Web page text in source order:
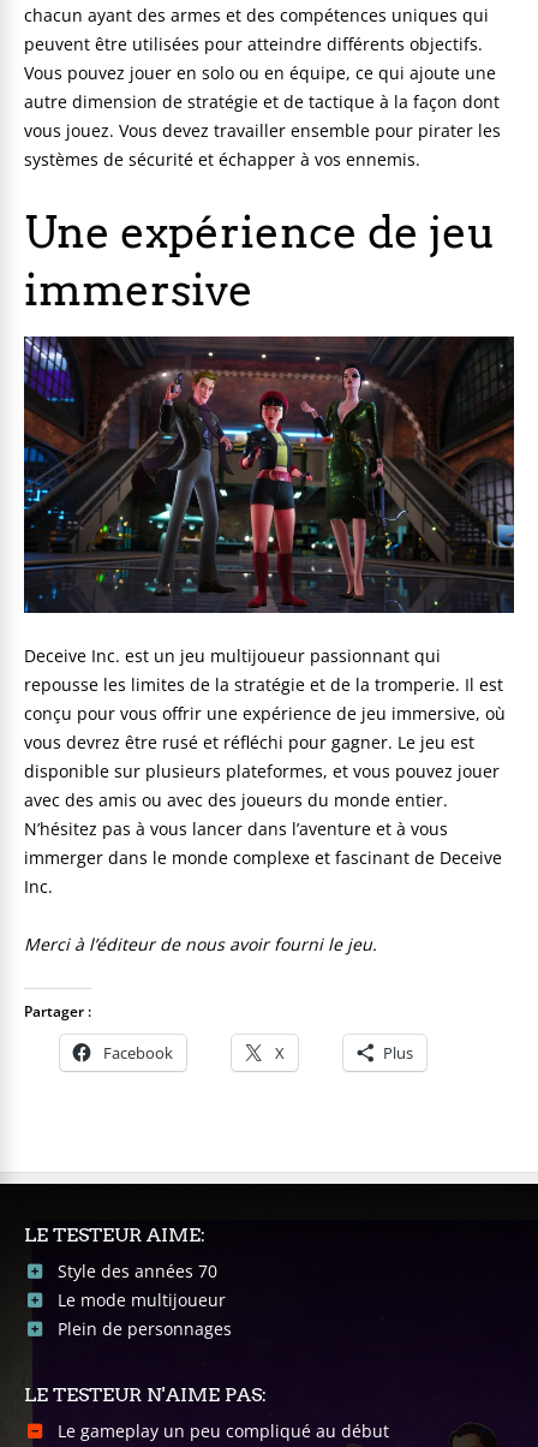
chacun ayant des armes et des compétences uniques qui
peuvent être utilisées pour atteindre différents objectifs.
Vous pouvez jouer en solo ou en équipe, ce qui ajoute une
autre dimension de stratégie et de tactique à la façon dont
vous jouez. Vous devez travailler ensemble pour pirater les
systèmes de sécurité et échapper à vos ennemis.
Une expérience de jeu
immersive
Deceive Inc. est un jeu multijoueur passionnant qui
repousse les limites de la stratégie et de la tromperie. Il est
conçu pour vous offrir une expérience de jeu immersive, où
vous devrez être rusé et réfléchi pour gagner. Le jeu est
disponible sur plusieurs plateformes, et vous pouvez jouer
avec des amis ou avec des joueurs du monde entier.
N’hésitez pas à vous lancer dans l’aventure et à vous
immerger dans le monde complexe et fascinant de Deceive
Inc.
Merci à l’éditeur de nous avoir fourni le jeu.
Partager :
Facebook X Plus
LE TESTEUR AIME:
Style des années 70
Le mode multijoueur
Plein de personnages
LE TESTEUR N'AIME PAS:
Le gameplay un peu compliqué au début